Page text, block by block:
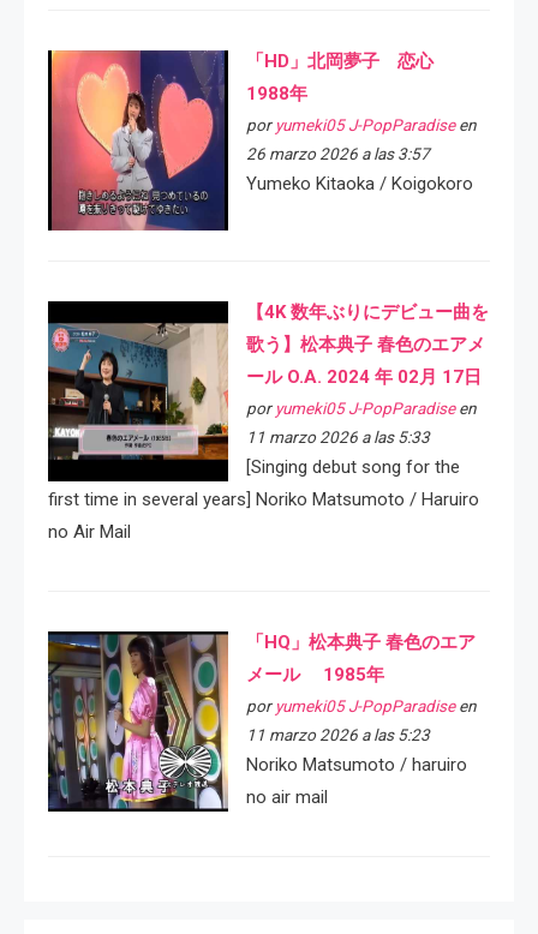
「HD」北岡夢子 恋心
1988年
por yumeki05 J-PopParadiseen
26 marzo 2026 a las 3:57
Yumeko Kitaoka / Koigokoro
【4K 数年ぶりにデビュー曲を
歌う】松本典子 春色のエアメ
ール O.A. 2024 年 02月 17日
por yumeki05 J-PopParadiseen
11 marzo 2026 a las 5:33
[Singing debut song for the
first time in several years] Noriko Matsumoto / Haruiro
no Air Mail
「HQ」松本典子 春色のエア
メール 1985年
por yumeki05 J-PopParadiseen
11 marzo 2026 a las 5:23
Noriko Matsumoto / haruiro
no air mail